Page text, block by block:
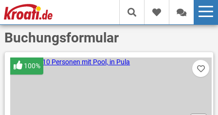
Buchungsformular
100%